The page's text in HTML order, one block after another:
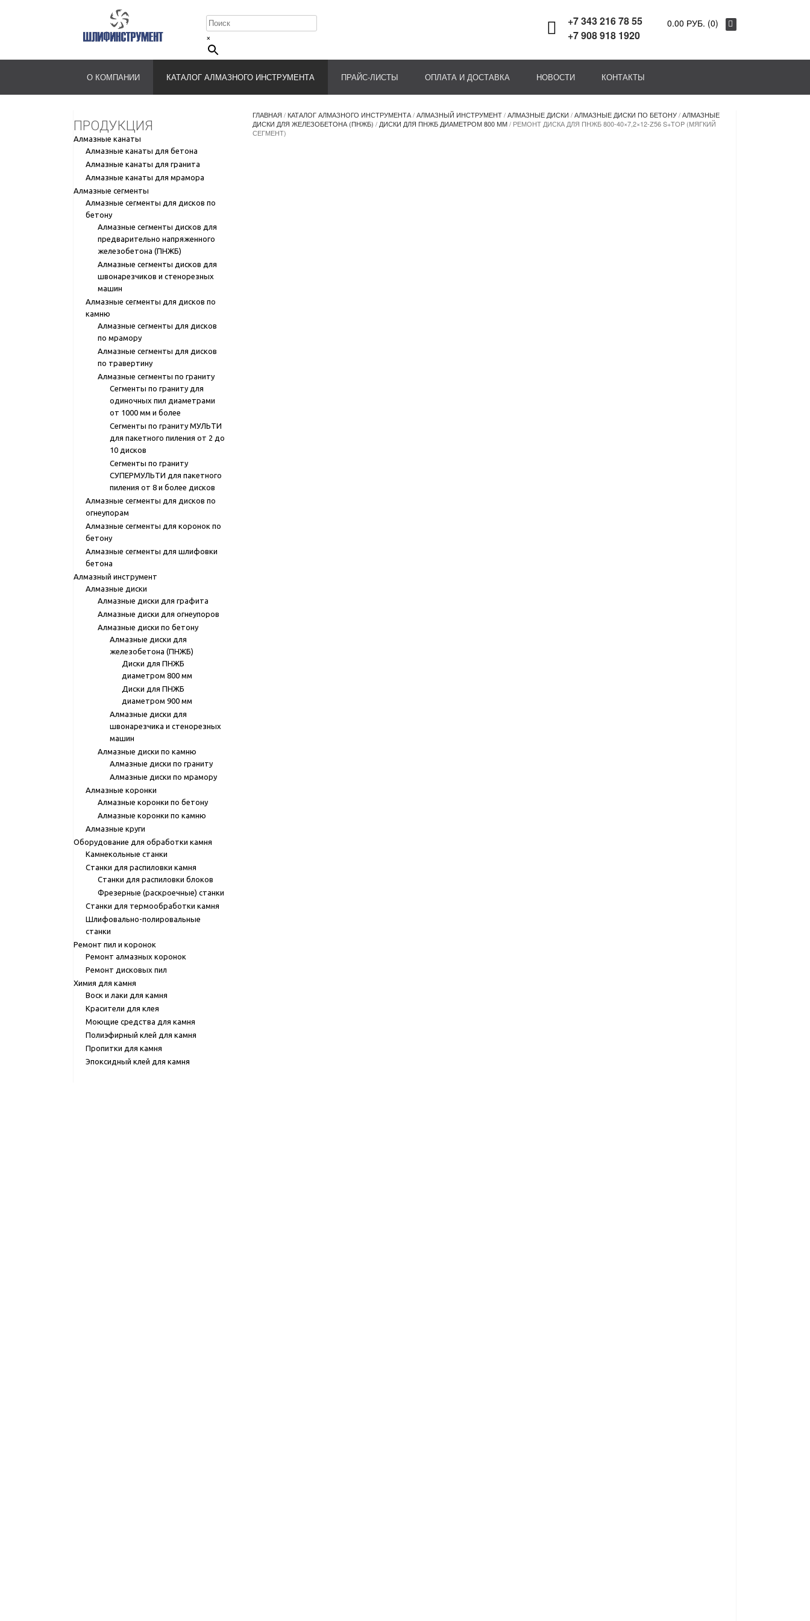
×
+7 343 216 78 55
+7 908 918 1920
0.00 РУБ. (0)
О КОМПАНИИ КАТАЛОГ АЛМАЗНОГО ИНСТРУМЕНТА ПРАЙС-ЛИСТЫ ОПЛАТА И ДОСТАВКА НОВОСТИ КОНТАКТЫ
ПРОДУКЦИЯ
Алмазные канаты
Алмазные канаты для бетона
Алмазные канаты для гранита
Алмазные канаты для мрамора
Алмазные сегменты
Алмазные сегменты для дисков по
бетону
Алмазные сегменты дисков для
предварительно напряженного
железобетона (ПНЖБ)
Алмазные сегменты дисков для
швонарезчиков и стенорезных
машин
Алмазные сегменты для дисков по
камню
Алмазные сегменты для дисков
по мрамору
Алмазные сегменты для дисков
по травертину
Алмазные сегменты по граниту
Сегменты по граниту для
одиночных пил диаметрами
от 1000 мм и более
Сегменты по граниту МУЛЬТИ
для пакетного пиления от 2 до
10 дисков
Сегменты по граниту
СУПЕРМУЛЬТИ для пакетного
пиления от 8 и более дисков
Алмазные сегменты для дисков по
огнеупорам
Алмазные сегменты для коронок по
бетону
Алмазные сегменты для шлифовки
бетона
Алмазный инструмент
Алмазные диски
Алмазные диски для графита
Алмазные диски для огнеупоров
Алмазные диски по бетону
Алмазные диски для
железобетона (ПНЖБ)
Диски для ПНЖБ
диаметром 800 мм
Диски для ПНЖБ
диаметром 900 мм
Алмазные диски для
швонарезчика и стенорезных
машин
Алмазные диски по камню
Алмазные диски по граниту
Алмазные диски по мрамору
Алмазные коронки
Алмазные коронки по бетону
Алмазные коронки по камню
Алмазные круги
Оборудование для обработки камня
Камнекольные станки
Станки для распиловки камня
Станки для распиловки блоков
Фрезерные (раскроечные) станки
Станки для термообработки камня
Шлифовально-полировальные
станки
Ремонт пил и коронок
Ремонт алмазных коронок
Ремонт дисковых пил
Химия для камня
Воск и лаки для камня
Красители для клея
Моющие средства для камня
Полиэфирный клей для камня
Пропитки для камня
Эпоксидный клей для камня
ГЛАВНАЯ / КАТАЛОГ АЛМАЗНОГО ИНСТРУМЕНТА/АЛМАЗНЫЙ ИНСТРУМЕНТ/АЛМАЗНЫЕ ДИСКИ /АЛМАЗНЫЕ ДИСКИ ПО БЕТОНУ/АЛМАЗНЫЕ
ДИСКИ ДЛЯ ЖЕЛЕЗОБЕТОНА (ПНЖБ) / ДИСКИ ДЛЯ ПНЖБ ДИАМЕТРОМ 800 ММ/ РЕМОНТ ДИСКА ДЛЯ ПНЖБ 800-40×7,2×12-Z56 S+TOP (МЯГКИЙ
СЕГМЕНТ)